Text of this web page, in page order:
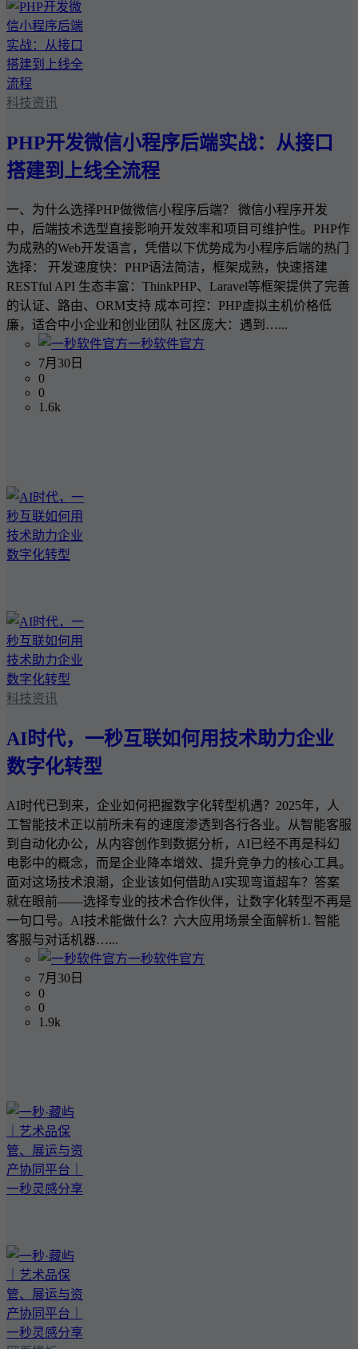
科技资讯
PHP开发微信小程序后端实战：从接口
搭建到上线全流程
一、为什么选择PHP做微信小程序后端？ 微信小程序开发
中，后端技术选型直接影响开发效率和项目可维护性。PHP作
为成熟的Web开发语言，凭借以下优势成为小程序后端的热门
选择： 开发速度快：PHP语法简洁，框架成熟，快速搭建
RESTful API 生态丰富：ThinkPHP、Laravel等框架提供了完善
的认证、路由、ORM支持 成本可控：PHP虚拟主机价格低
廉，适合中小企业和创业团队 社区庞大：遇到…...
一秒软件官方
7月30日
0
0
1.6k
科技资讯
AI时代，一秒互联如何用技术助力企业
数字化转型
AI时代已到来，企业如何把握数字化转型机遇？2025年，人
工智能技术正以前所未有的速度渗透到各行各业。从智能客服
到自动化办公，从内容创作到数据分析，AI已经不再是科幻
电影中的概念，而是企业降本增效、提升竞争力的核心工具。
面对这场技术浪潮，企业该如何借助AI实现弯道超车？答案
就在眼前——选择专业的技术合作伙伴，让数字化转型不再是
一句口号。AI技术能做什么？六大应用场景全面解析1. 智能
客服与对话机器…...
一秒软件官方
7月30日
0
0
1.9k